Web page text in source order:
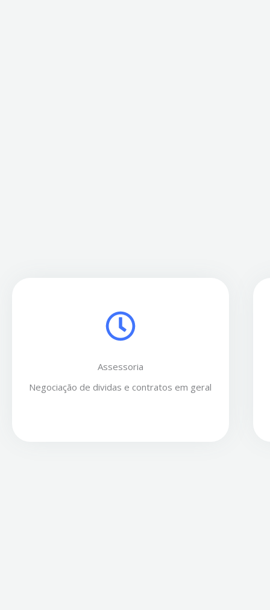
Assessoria
Negociação de dividas e contratos em geral